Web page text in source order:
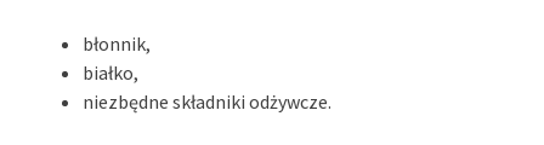
błonnik,
białko,
niezbędne składniki odżywcze.